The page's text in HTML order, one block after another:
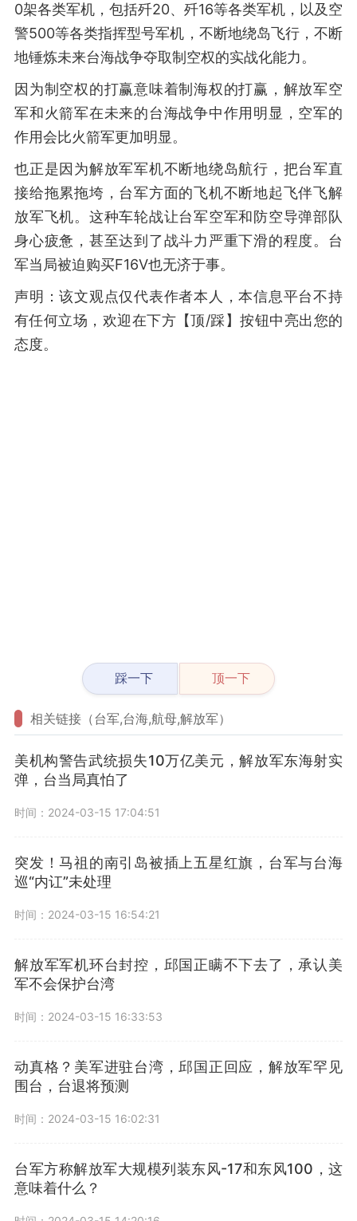
0架各类军机，包括歼20、歼16等各类军机，以及空
警500等各类指挥型号军机，不断地绕岛飞行，不断
地锤炼未来台海战争夺取制空权的实战化能力。
因为制空权的打赢意味着制海权的打赢，解放军空
军和火箭军在未来的台海战争中作用明显，空军的
作用会比火箭军更加明显。
也正是因为解放军军机不断地绕岛航行，把台军直
接给拖累拖垮，台军方面的飞机不断地起飞伴飞解
放军飞机。这种车轮战让台军空军和防空导弹部队
身心疲惫，甚至达到了战斗力严重下滑的程度。台
军当局被迫购买F16V也无济于事。
声明：该文观点仅代表作者本人，本信息平台不持
有任何立场，欢迎在下方【顶/踩】按钮中亮出您的
态度。
踩一下 顶一下
相关链接（台军,台海,航母,解放军）
美机构警告武统损失10万亿美元，解放军东海射实
弹，台当局真怕了
时间：2024-03-15 17:04:51
突发！马祖的南引岛被插上五星红旗，台军与台海
巡“内讧”未处理
时间：2024-03-15 16:54:21
解放军军机环台封控，邱国正瞒不下去了，承认美
军不会保护台湾
时间：2024-03-15 16:33:53
动真格？美军进驻台湾，邱国正回应，解放军罕见
围台，台退将预测
时间：2024-03-15 16:02:31
台军方称解放军大规模列装东风-17和东风100，这
意味着什么？